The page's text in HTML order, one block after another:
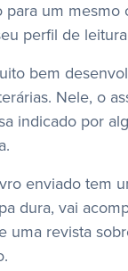
para um mesmo
perfil de
bem
Nele, o
indicado por
enviado tem
dura, vai
uma revista